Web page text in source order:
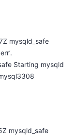
mysqld_safe
Starting mysqld
mysqld_safe